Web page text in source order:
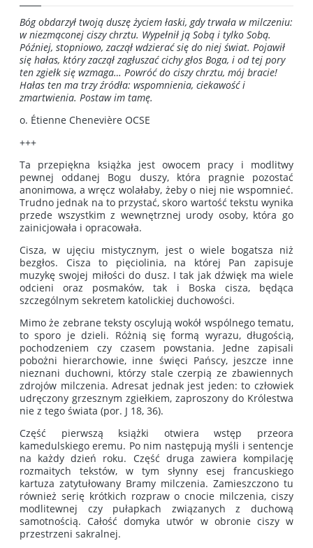
Bóg obdarzył twoją duszę życiem łaski, gdy trwała w milczeniu:
w niezmąconej ciszy chrztu. Wypełnił ją Sobą i tylko Sobą.
Później, stopniowo, zaczął wdzierać się do niej świat. Pojawił
się hałas, który zaczął zagłuszać cichy głos Boga, i od tej pory
ten zgiełk się wzmaga… Powróć do ciszy chrztu, mój bracie!
Hałas ten ma trzy źródła: wspomnienia, ciekawość i
zmartwienia. Postaw im tamę.
o. Étienne Chenevière OCSE
+++
Ta przepiękna książka jest owocem pracy i modlitwy
pewnej oddanej Bogu duszy, która pragnie pozostać
anonimowa, a wręcz wolałaby, żeby o niej nie wspomnieć.
Trudno jednak na to przystać, skoro wartość tekstu wynika
przede wszystkim z wewnętrznej urody osoby, która go
zainicjowała i opracowała.
Cisza, w ujęciu mistycznym, jest o wiele bogatsza niż
bezgłos. Cisza to pięciolinia, na której Pan zapisuje
muzykę swojej miłości do dusz. I tak jak dźwięk ma wiele
odcieni oraz posmaków, tak i Boska cisza, będąca
szczególnym sekretem katolickiej duchowości.
Mimo że zebrane teksty oscylują wokół wspólnego tematu,
to sporo je dzieli. Różnią się formą wyrazu, długością,
pochodzeniem czy czasem powstania. Jedne zapisali
pobożni hierarchowie, inne święci Pańscy, jeszcze inne
nieznani duchowni, którzy stale czerpią ze zbawiennych
zdrojów milczenia. Adresat jednak jest jeden: to człowiek
udręczony grzesznym zgiełkiem, zaproszony do Królestwa
nie z tego świata (por. J 18, 36).
Część pierwszą książki otwiera wstęp przeora
kamedulskiego eremu. Po nim następują myśli i sentencje
na każdy dzień roku. Część druga zawiera kompilację
rozmaitych tekstów, w tym słynny esej francuskiego
kartuza zatytułowany Bramy milczenia. Zamieszczono tu
również serię krótkich rozpraw o cnocie milczenia, ciszy
modlitewnej czy pułapkach związanych z duchową
samotnością. Całość domyka utwór w obronie ciszy w
przestrzeni sakralnej.